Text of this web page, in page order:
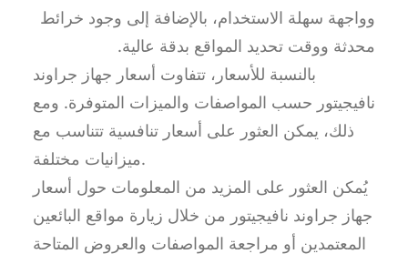
وواجهة سهلة الاستخدام، بالإضافة إلى وجود خرائط
محدثة ووقت تحديد المواقع بدقة عالية.
بالنسبة للأسعار، تتفاوت أسعار جهاز جراوند
نافيجيتور حسب المواصفات والميزات المتوفرة. ومع
ذلك، يمكن العثور على أسعار تنافسية تتناسب مع
ميزانيات مختلفة.
يُمكن العثور على المزيد من المعلومات حول أسعار
جهاز جراوند نافيجيتور من خلال زيارة مواقع البائعين
المعتمدين أو مراجعة المواصفات والعروض المتاحة